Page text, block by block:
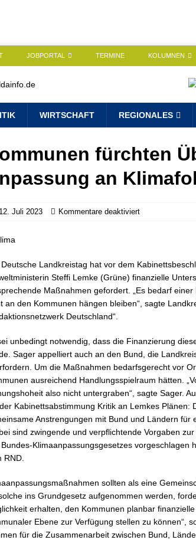
JOBPORTAL TERMINE KOLUMNEN
WIRTSCHAFT REGIONALES
fürchten
an
12. Juli 2023 Kommentare deaktiviert
Landkreistag hat vor dem
Steffi Lemke (Grüne) finanzielle
Maßnahmen gefordert. „Es bedarf
an den Kommunen hängen bleiben“, sagte
Deutschland“.
unbedingt notwendig, dass die Finanzierung
Sager appelliert auch an den Bund, die
Um die Maßnahmen bedarfsgerecht vor
ausreichend Handlungsspielraum hätten.
also nicht untergraben“, sagte Sager.
Kabinettsabstimmung Kritik an Lemkes
Anstrengungen mit Bund und Ländern für
sind zwingende und verpflichtende Vorgaben
Klimaanpassungsgesetzes vorgeschlagen
RND.
sollten als eine
ins Grundgesetz aufgenommen werden,
erhalten, den Kommunen planbar
Ebene zur Verfügung stellen zu können“,
für die Zusammenarbeit zwischen Bund,